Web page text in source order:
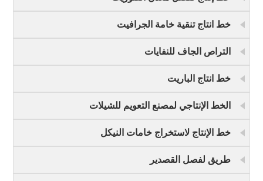
خط انتاج تنقية خامة الجرافيت
التراص الجاف للنفايات
خط انتاج الباريت
الخط الإنتاجي لمصنع التعويم للشيلات
خط الإنتاج لاستخراج خامات النيكل
طريق لفصل القصدير